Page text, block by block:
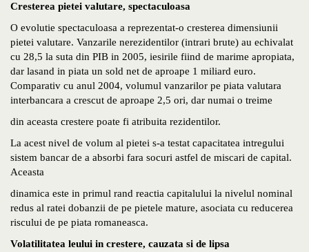
Cresterea pietei valutare, spectaculoasa
O evolutie spectaculoasa a reprezentat-o cresterea dimensiunii
pietei valutare. Vanzarile nerezidentilor (intrari brute) au echivalat
cu 28,5 la suta din PIB in 2005, iesirile fiind de marime apropiata,
dar lasand in piata un sold net de aproape 1 miliard euro.
Comparativ cu anul 2004, volumul vanzarilor pe piata valutara
interbancara a crescut de aproape 2,5 ori, dar numai o treime
din aceasta crestere poate fi atribuita rezidentilor.
La acest nivel de volum al pietei s-a testat capacitatea intregului
sistem bancar de a absorbi fara socuri astfel de miscari de capital.
Aceasta
dinamica este in primul rand reactia capitalului la nivelul nominal
redus al ratei dobanzii de pe pietele mature, asociata cu reducerea
riscului de pe piata romaneasca.
Volatilitatea leului in crestere, cauzata si de lipsa